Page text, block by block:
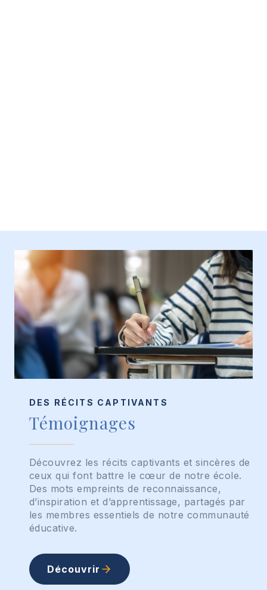
DES RÉCITS CAPTIVANTS
Témoignages
Découvrez les récits captivants et sincères de
ceux qui font battre le cœur de notre école.
Des mots empreints de reconnaissance,
d’inspiration et d’apprentissage, partagés par
les membres essentiels de notre communauté
éducative.
Découvrir